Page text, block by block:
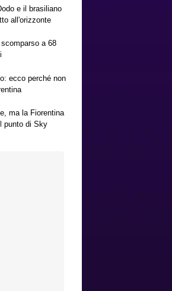
e il brasiliano
all'orizzonte
a 68
ecco perché non
ma la Fiorentina
punto di Sky